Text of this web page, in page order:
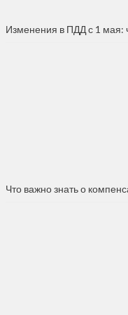
Изменения в ПДД с 1 мая:
Что важно знать о